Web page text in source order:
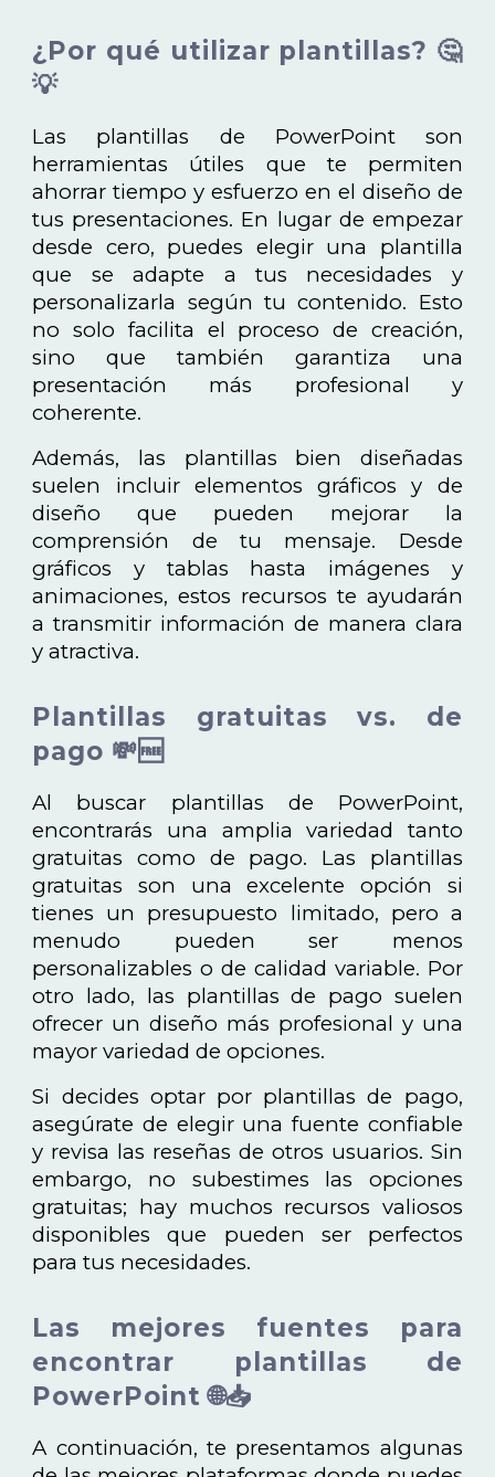
¿Por qué utilizar plantillas? 🤔
💡
Las plantillas de PowerPoint son
herramientas útiles que te permiten
ahorrar tiempo y esfuerzo en el diseño de
tus presentaciones. En lugar de empezar
desde cero, puedes elegir una plantilla
que se adapte a tus necesidades y
personalizarla según tu contenido. Esto
no solo facilita el proceso de creación,
sino que también garantiza una
presentación más profesional y
coherente.
Además, las plantillas bien diseñadas
suelen incluir elementos gráficos y de
diseño que pueden mejorar la
comprensión de tu mensaje. Desde
gráficos y tablas hasta imágenes y
animaciones, estos recursos te ayudarán
a transmitir información de manera clara
y atractiva.
Plantillas gratuitas vs. de
pago 💸🆓
Al buscar plantillas de PowerPoint,
encontrarás una amplia variedad tanto
gratuitas como de pago. Las plantillas
gratuitas son una excelente opción si
tienes un presupuesto limitado, pero a
menudo pueden ser menos
personalizables o de calidad variable. Por
otro lado, las plantillas de pago suelen
ofrecer un diseño más profesional y una
mayor variedad de opciones.
Si decides optar por plantillas de pago,
asegúrate de elegir una fuente confiable
y revisa las reseñas de otros usuarios. Sin
embargo, no subestimes las opciones
gratuitas; hay muchos recursos valiosos
disponibles que pueden ser perfectos
para tus necesidades.
Las mejores fuentes para
encontrar plantillas de
PowerPoint 🌐📥
A continuación, te presentamos algunas